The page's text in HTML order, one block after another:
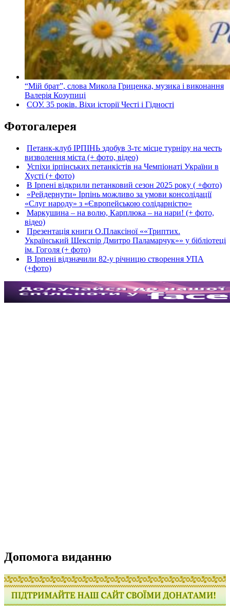
“Мій брат”, слова Микола Гриценка, музика і виконання
Валерія Козупиці
СОУ. 35 років. Віхи історії Честі і Гідності
Фотогалерея
Петанк-клуб ІРПІНЬ здобув 3-тє місце турніру на честь
визволення міста (+ фото, відео)
Успіхи ірпінських петанкістів на Чемпіонаті України в
Хусті (+ фото)
В Ірпені відкрили петанковий сезон 2025 року ( +фото)
«Рейдернути» Ірпінь можливо за умови консолідації
«Слуг народу» з «Європейською солідарністю»
Маркушина – на волю, Карплюка – на нари! (+ фото,
відео)
Презентація книги О.Плаксіної ««Триптих.
Український Шекспір Дмитро Паламарчук»» у бібліотеці
ім. Гоголя (+ фото)
В Ірпені відзначили 82-у річницю створення УПА
(+фото)
Допомога виданню